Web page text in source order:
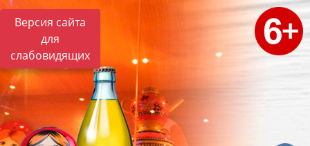
Версия сайта
для
слабовидящих